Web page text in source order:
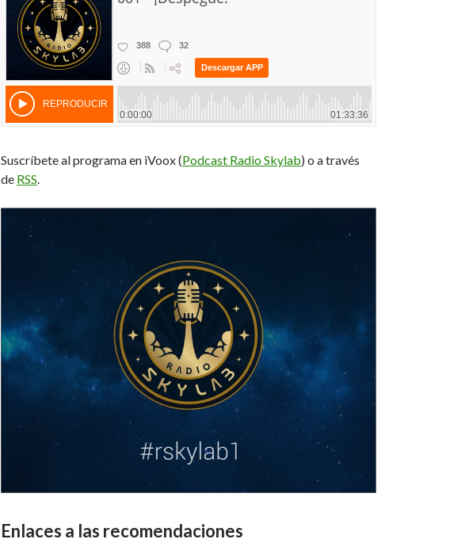
Suscríbete al programa en iVoox (Podcast Radio Skylab) o a través
de RSS.
Enlaces a las recomendaciones